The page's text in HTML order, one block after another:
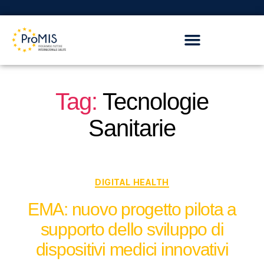
Tag: Tecnologie
Sanitarie
DIGITAL HEALTH
EMA: nuovo progetto pilota a
supporto dello sviluppo di
dispositivi medici innovativi